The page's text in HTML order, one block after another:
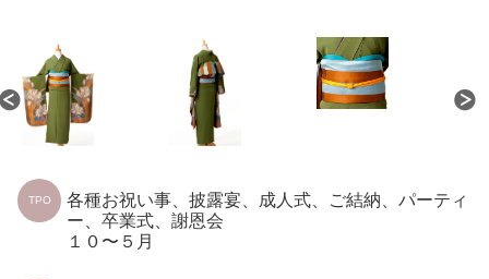
TPO
各種お祝い事、披露宴、成人式、ご結納、パーティ
ー、卒業式、謝恩会
１０〜５月